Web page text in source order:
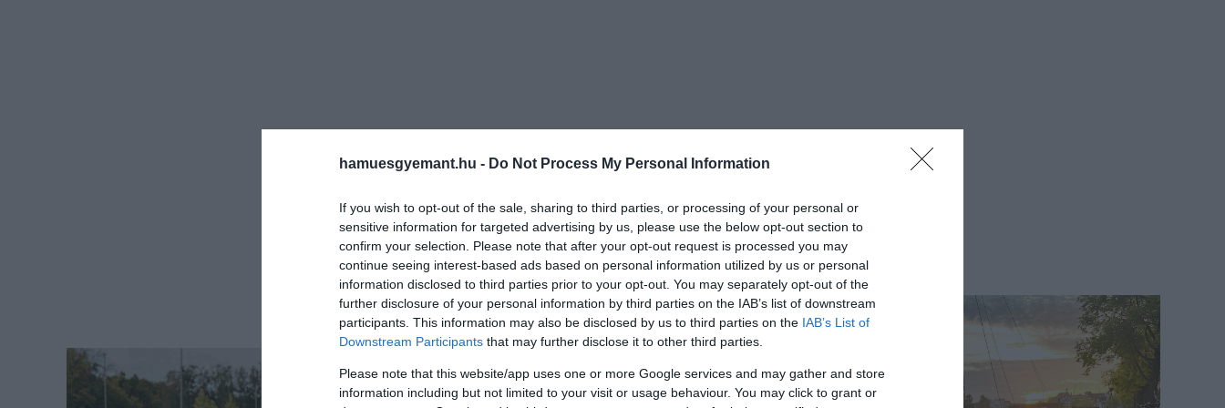
hamuesgyemant.hu - Do Not Process My Personal Information
If you wish to opt-out of the sale, sharing to third parties, or processing of your personal or
sensitive information for targeted advertising by us, please use the below opt-out section to
confirm your selection. Please note that after your opt-out request is processed you may
continue seeing interest-based ads based on personal information utilized by us or personal
information disclosed to third parties prior to your opt-out. You may separately opt-out of the
further disclosure of your personal information by third parties on the IAB’s list of downstream
participants. This information may also be disclosed by us to third parties on the IAB’s List of
Downstream Participants that may further disclose it to other third parties.
Please note that this website/app uses one or more Google services and may gather and store
information including but not limited to your visit or usage behaviour. You may click to grant or